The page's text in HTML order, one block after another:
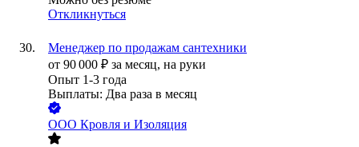
Откликнуться
Менеджер по продажам сантехники
от 90 000 ₽ за месяц, на руки
Опыт 1-3 года
Выплаты: Два раза в месяц
ООО Кровля и Изоляция